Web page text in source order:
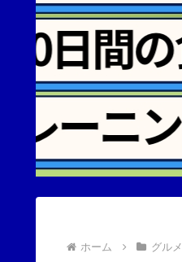
ホーム グルメ